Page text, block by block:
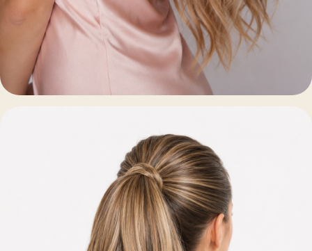
Californianas · Onduladas · Fantasía